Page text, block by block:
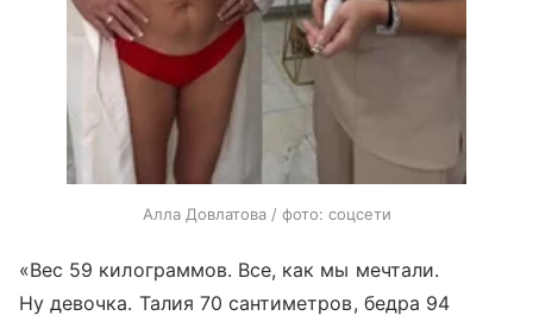
Алла Довлатова / фото: соцсети
«Вес 59 килограммов. Все, как мы мечтали.
Ну девочка. Талия 70 сантиметров, бедра 94